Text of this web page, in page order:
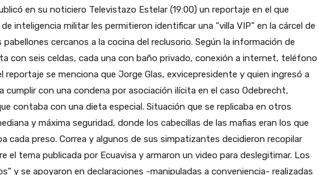
en su noticiero Televistazo Estelar (19:00) un reportaje en el que
inteligencia militar les permitieron identificar una “villa VIP” en la cárcel de
cercanos a la cocina del reclusorio. Según la información de
con seis celdas, cada una con baño privado, conexión a internet, teléfono
reportaje se menciona que Jorge Glas, exvicepresidente y quien ingresó a
cumplir con una condena por asociación ilícita en el caso Odebrecht,
contaba con una dieta especial. Situación que se replicaba en otros
y máxima seguridad, donde los cabecillas de las mafias eran los que
cada preso. Correa y algunos de sus simpatizantes decidieron recopilar
el tema publicada por Ecuavisa y armaron un video para deslegitimar. Los
y se apoyaron en declaraciones -manipuladas a conveniencia- realizadas